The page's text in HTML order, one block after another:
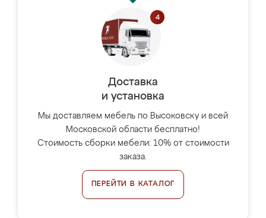
Доставка
и установка
Мы доставляем мебель по Высоковску и всей
Московской области бесплатно!
Стоимость сборки мебели: 10% от стоимости
заказа.
ПЕРЕЙТИ В КАТАЛОГ